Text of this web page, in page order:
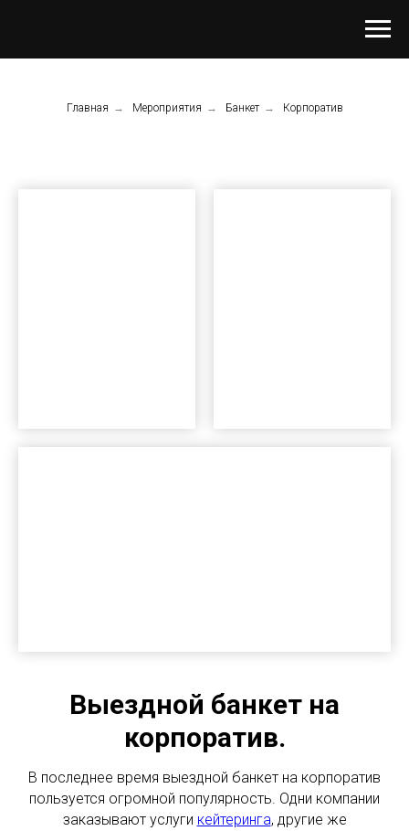
Главная → Мероприятия → Банкет → Корпоратив
Выездной банкет на
корпоратив.
В последнее время выездной банкет на корпоратив
пользуется огромной популярность. Одни компании
заказывают услуги кейтеринга, другие же